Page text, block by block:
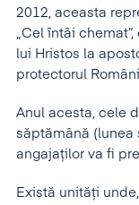
2012, aceasta
„Cel întâi
lui Hristos la
protectorul
Anul acesta, cele
săptămână (lunea
angajaților va fi
Există unități